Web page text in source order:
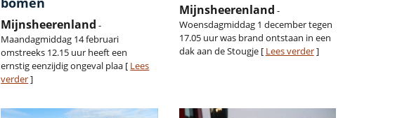
Mijnsheerenland -
Maandagmiddag 14 februari
omstreeks 12.15 uur heeft een
ernstig eenzijdig ongeval plaa [ Lees
verder]
Mijnsheerenland -
Woensdagmiddag 1 december tegen
17.05 uur was brand ontstaan in een
dak aan de Stougje [ Lees verder]